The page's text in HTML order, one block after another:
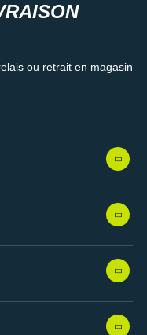
ou retrait en magasin